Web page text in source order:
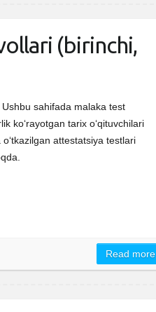
(birinchi,
Ushbu sahifada malaka test
ko‘rayotgan tarix o‘qituvchilari
o‘tkazilgan attestatsiya testlari
Read more